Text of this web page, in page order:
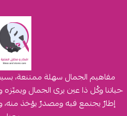
مفاهيم الجمال سهلة ممتنعة،
حياتنا وكُل ذا عين يرى الجمال ويميّزه
إطارٌ يجتمع فيه ومصدرٌ يؤخذ